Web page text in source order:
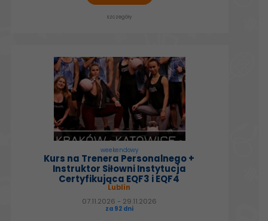
szczegóły
weekendowy
Kurs na Trenera Personalnego +
Instruktor Siłowni Instytucja
Certyfikująca EQF3 i EQF4
Lublin
07.11.2026 - 29.11.2026
za 92 dni